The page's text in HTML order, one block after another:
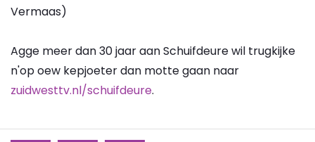
Vermaas)
Agge meer dan 30 jaar aan Schuifdeure wil trugkijke
n'op oew kepjoeter dan motte gaan naar
zuidwesttv.nl/schuifdeure.